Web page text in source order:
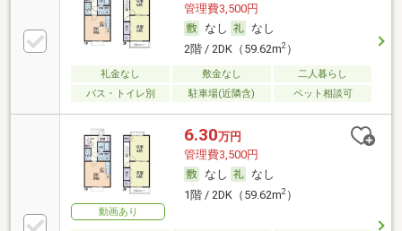
管理費3,500円
なし
なし
2階 / 2DK（59.62m2）
礼金なし 敷金なし
二人暮らし
バス・トイレ別
駐車場(近隣含) ペット相談可
動画あり
6.30万円
管理費3,500円
なし
なし
1階 / 2DK（59.62m2）